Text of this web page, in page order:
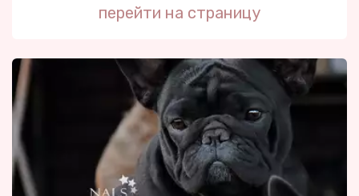
перейти на страницу